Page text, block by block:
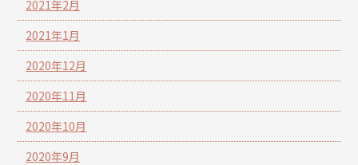
2021年2月
2021年1月
2020年12月
2020年11月
2020年10月
2020年9月